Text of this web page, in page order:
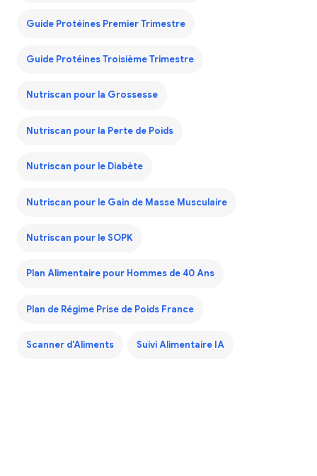
Guide Protéines Premier Trimestre
Guide Protéines Troisième Trimestre
Nutriscan pour la Grossesse
Nutriscan pour la Perte de Poids
Nutriscan pour le Diabète
Nutriscan pour le Gain de Masse Musculaire
Nutriscan pour le SOPK
Plan Alimentaire pour Hommes de 40 Ans
Plan de Régime Prise de Poids France
Scanner d'Aliments Suivi Alimentaire IA